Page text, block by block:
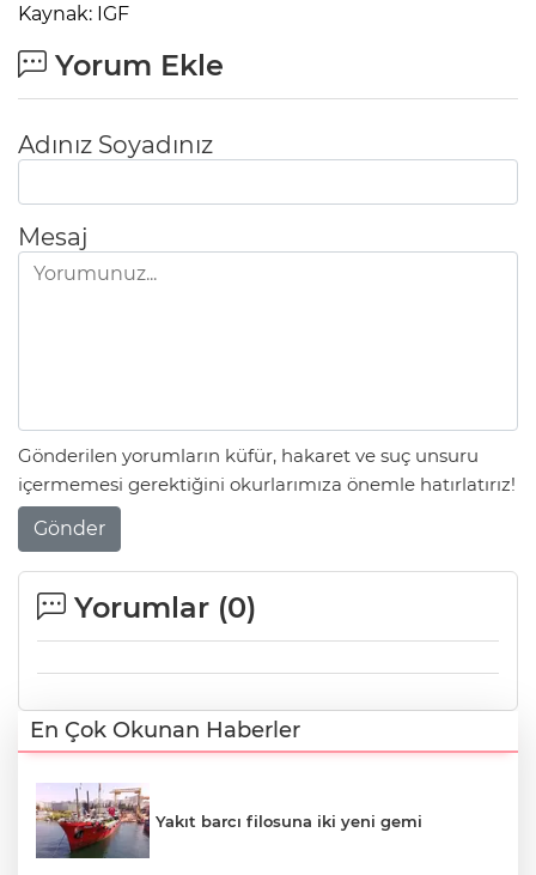
Kaynak: IGF
Yorum Ekle
Adınız Soyadınız
Mesaj
Gönderilen yorumların küfür, hakaret ve suç unsuru
içermemesi gerektiğini okurlarımıza önemle hatırlatırız!
Gönder
Yorumlar (0)
En Çok Okunan Haberler
Yakıt barcı filosuna iki yeni gemi